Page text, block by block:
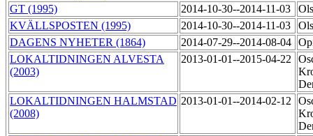
GT (1995)
2014-10-30--2014-11-03
KVÄLLSPOSTEN (1995)
2014-10-30--2014-11-03
DAGENS NYHETER (1864)
2014-07-29--2014-08-04
LOKALTIDNINGEN ALVESTA
(2003)
2013-01-01--2015-04-22
LOKALTIDNINGEN HALMSTAD
(2008)
2013-01-01--2014-02-12